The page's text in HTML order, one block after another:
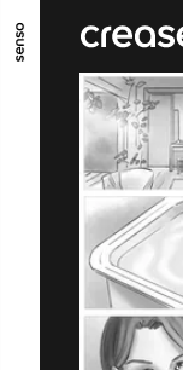
ALLER AU
ALLER AU
ALLER EN